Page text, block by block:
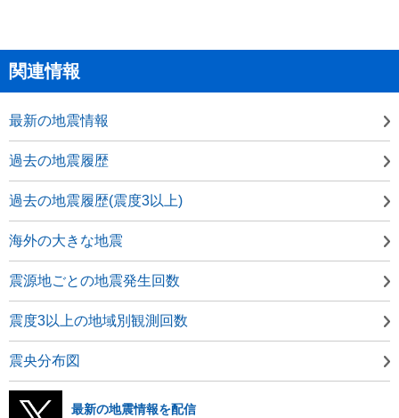
関連情報
最新の地震情報
過去の地震履歴
過去の地震履歴(震度3以上)
海外の大きな地震
震源地ごとの地震発生回数
震度3以上の地域別観測回数
震央分布図
最新の地震情報を配信